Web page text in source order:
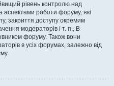
рівень контролю над
роботи форуму, які
закриття доступу окремим
модераторів і т. п., В
форуму. Також вони
в усіх форумах, залежно від